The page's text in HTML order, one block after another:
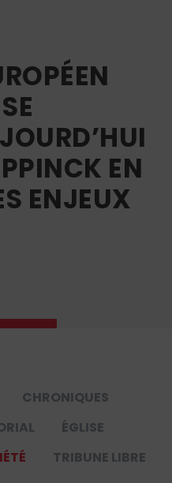
EN
ENJEUX
CHRONIQUES
ÉGLISE
TRIBUNE LIBRE